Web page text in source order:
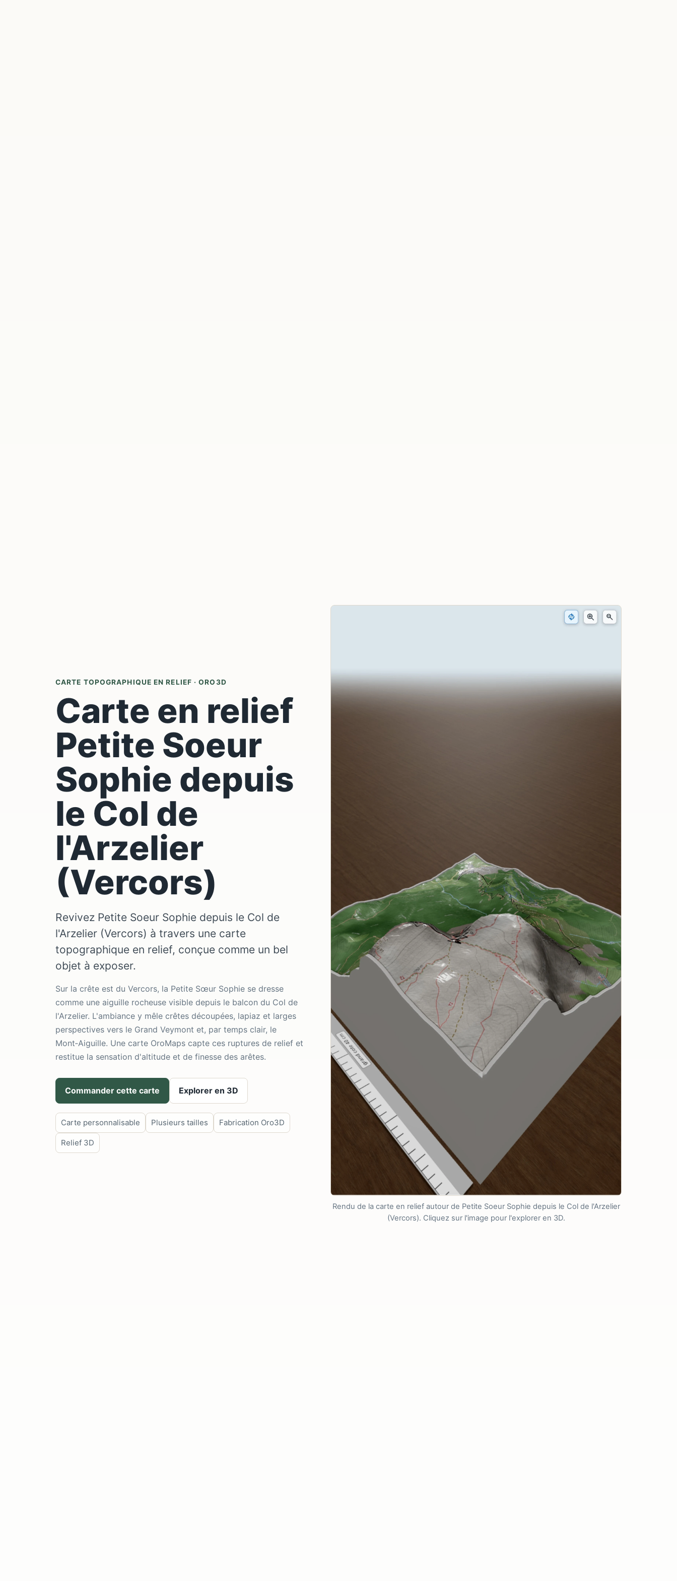
CARTE TOPOGRAPHIQUE EN RELIEF · ORO3D
Carte en relief
Petite Soeur
Sophie depuis
le Col de
l'Arzelier
(Vercors)
Revivez Petite Soeur Sophie depuis le Col de
l'Arzelier (Vercors) à travers une carte
topographique en relief, conçue comme un bel
objet à exposer.
Sur la crête est du Vercors, la Petite Sœur Sophie se dresse
comme une aiguille rocheuse visible depuis le balcon du Col de
l'Arzelier. L'ambiance y mêle crêtes découpées, lapiaz et larges
perspectives vers le Grand Veymont et, par temps clair, le
Mont‑Aiguille. Une carte OroMaps capte ces ruptures de relief et
restitue la sensation d'altitude et de finesse des arêtes.
Commander cette carte Explorer en 3D
Carte personnalisable Plusieurs tailles Fabrication Oro3D
Relief 3D
Rendu de la carte en relief autour de Petite Soeur Sophie depuis le Col de l'Arzelier
(Vercors). Cliquez sur l'image pour l'explorer en 3D.